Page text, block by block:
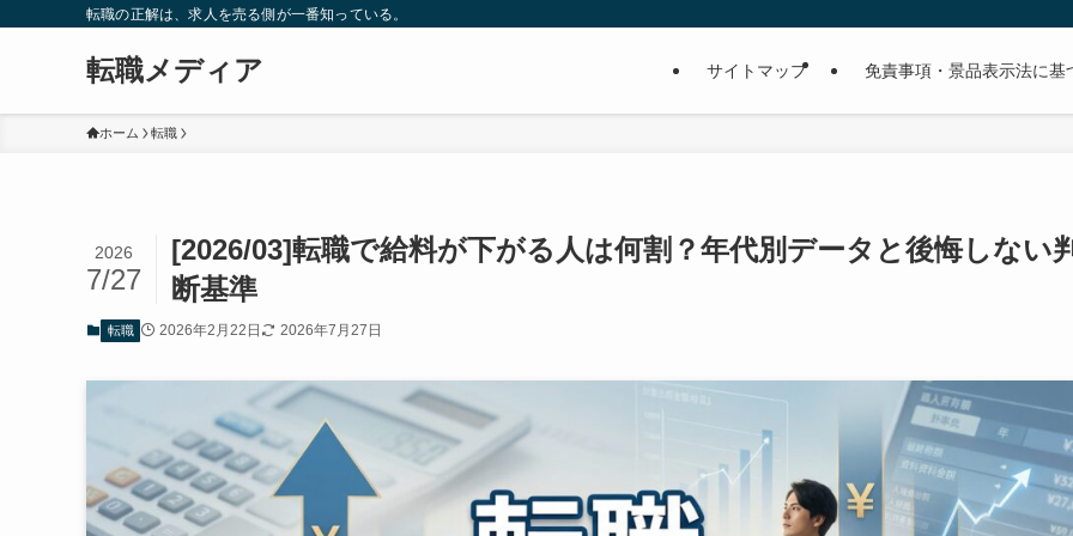
転職の正解は、求人を売る側が一番知っている。
転職メディア サイトマップ 免責事項・景品表示法に基
ホーム 転職
[2026/03]転職で給料が下がる人は何割？年代別データと後悔しない
断基準
2026
7/27
転職 2026年2月22日 2026年7月27日